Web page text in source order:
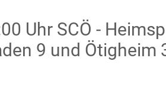
UhrSCÖ -
9 und Ötigheim